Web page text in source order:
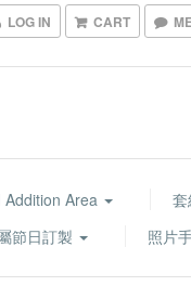
LOG IN CART
Area
節日訂製 照片